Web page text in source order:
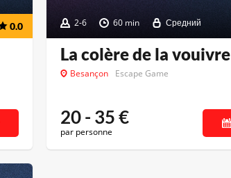
0.0 2-6 60 min Средний
La colère de la vouivre
Besançon Escape Game
20 - 35€
par personne